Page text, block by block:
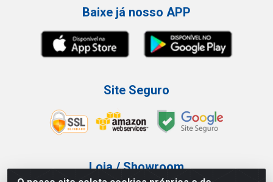
Baixe já nosso APP
Site Seguro
Loja / Showroom